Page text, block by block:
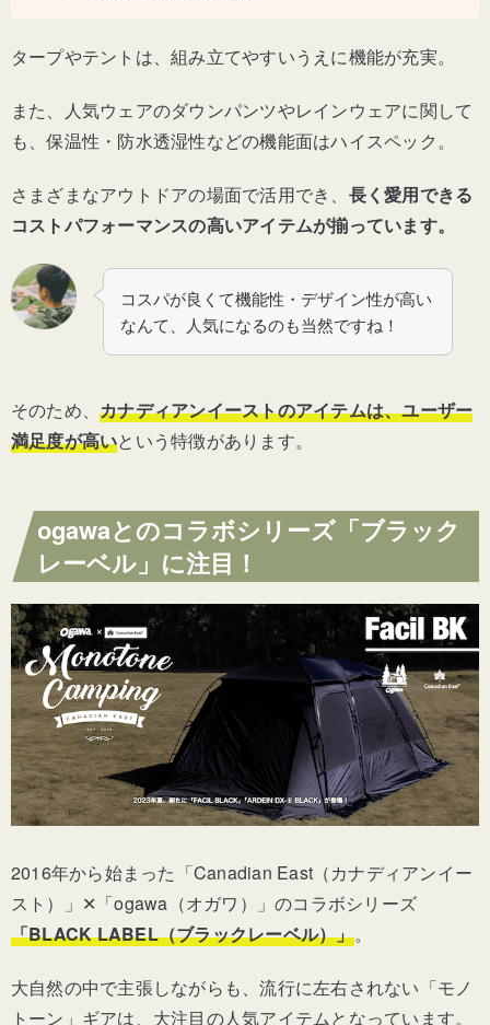
タープやテントは、組み立てやすいうえに機能が充実。
また、人気ウェアのダウンパンツやレインウェアに関して
も、保温性・防水透湿性などの機能面はハイスペック。
さまざまなアウトドアの場面で活用でき、 長く愛用できる
コストパフォーマンスの高いアイテムが揃っています。
コスパが良くて機能性・デザイン性が高い
なんて、人気になるのも当然ですね！
そのため、カナディアンイーストのアイテムは、ユーザー
満足度が高いという特徴があります。
ogawaとのコラボシリーズ「ブラック
レーベル」に注目！
2016年から始まった「Canadian East（カナディアンイー
スト）」✕「ogawa（オガワ）」のコラボシリーズ
「BLACK LABEL（ブラックレーベル）」。
大自然の中で主張しながらも、流行に左右されない「モノ
トーン」ギアは、大注目の人気アイテムとなっています。